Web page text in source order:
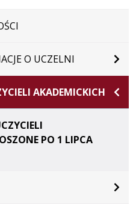
O UCZELNI
AKADEMICKICH
PO 1 LIPCA